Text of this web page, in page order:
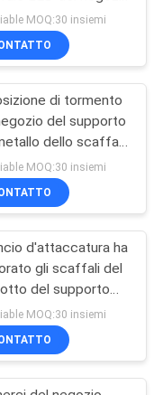
14
vendite al dettaglio
MOQ:30 insiemi
di tormento
del supporto
dello scaffale
dell'alimento della
al dettaglio
MOQ:30 insiemi
d'attaccatura ha
gli scaffali del
del supporto
lo scaffale del
MOQ:30 insiemi